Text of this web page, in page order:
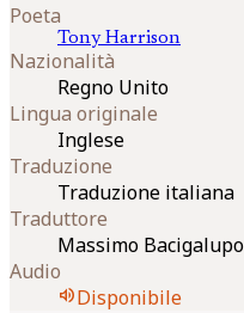
Poeta
Tony Harrison
Nazionalità
Regno Unito
Lingua originale
Inglese
Traduzione
Traduzione italiana
Traduttore
Massimo Bacigalupo
Audio
volume_upDisponibile